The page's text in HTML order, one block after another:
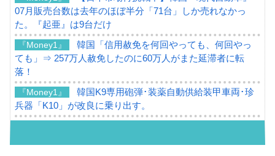
07月販売台数は去年のほぼ半分「71台」しか売れなかっ
た。『起亜』は9台だけ
『Money1』
韓国「信用赦免を何回やっても、何回やっ
ても」⇒ 257万人赦免したのに60万人がまた延滞者に転
落！
『Money1』
韓国K9専用砲弾･装薬自動供給装甲車両･珍
兵器「K10」が改良に乗り出す。